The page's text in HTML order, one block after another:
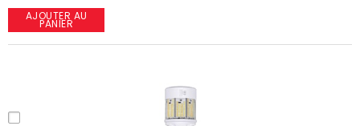
AJOUTER AU
PANIER